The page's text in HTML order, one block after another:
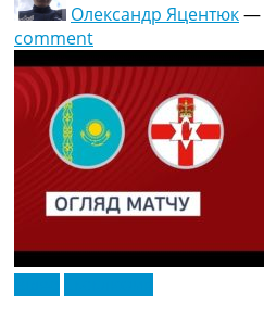
Олександр Яцентюк—
comment